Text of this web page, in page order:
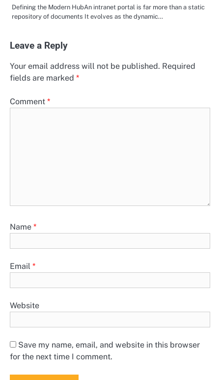
Defining the Modern HubAn intranet portal is far more than a static
repository of documents It evolves as the dynamic…
Leave a Reply
Your email address will not be published. Required
fields are marked *
Comment *
Name *
Email *
Website
Save my name, email, and website in this browser
for the next time I comment.